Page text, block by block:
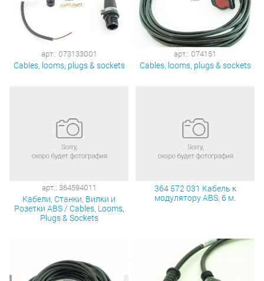
арт.: 073133001
Cables, looms, plugs & sockets
арт.: 074151
Cables, looms, plugs & sockets
арт.: 364594011
Кабели, Станки, Вилки и
Розетки ABS / Cables, Looms,
Plugs & Sockets
364 572 031 Кабель к
модулятору ABS, 6 м.